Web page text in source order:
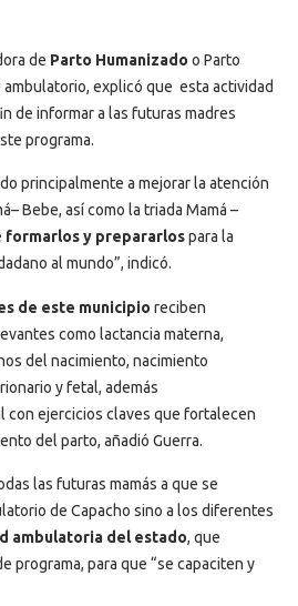
de Parto Humanizado o Parto
explicó que esta actividad
de informar a las futuras madres
programa.
principalmente a mejorar la atención
Bebe, así como la triada Mamá –
formarlos y prepararlospara la
al mundo”, indicó.
de este municipio reciben
como lactancia materna,
del nacimiento, nacimiento
y fetal, además
con ejercicios claves que fortalecen
del parto, añadió Guerra.
las futuras mamás a que se
de Capacho sino a los diferentes
ambulatoria del estado, que
programa, para que “se capaciten y